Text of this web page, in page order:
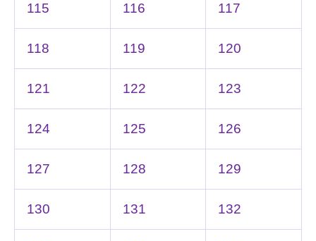
115 116 117
118 119 120
121 122 123
124 125 126
127 128 129
130 131 132